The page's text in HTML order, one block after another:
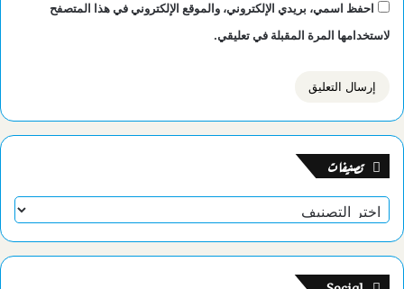
احفظ اسمي، بريدي الإلكتروني، والموقع الإلكتروني في هذا المتصفح
لاستخدامها المرة المقبلة في تعليقي.
تصنيفات
تصنيفات